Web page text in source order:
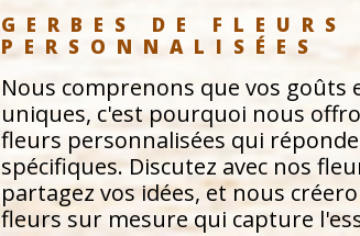
GERBES DE FLEURS
PERSONNALISÉES
Nous comprenons que vos goûts
uniques, c'est pourquoi nous
fleurs personnalisées qui
spécifiques. Discutez avec nos
partagez vos idées, et nous
fleurs sur mesure qui capture